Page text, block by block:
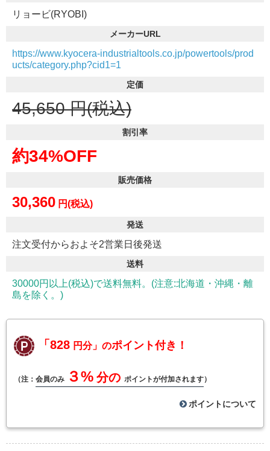
リョービ(RYOBI)
メーカーURL
https://www.kyocera-industrialtools.co.jp/powertools/prod
ucts/category.php?cid1=1
定価
45,650 円(税込)
割引率
約34%OFF
販売価格
30,360 円(税込)
発送
注文受付からおよそ2営業日後発送
送料
30000円以上(税込)で送料無料。(注意:北海道・沖縄・離
島を除く。)
「828 円分」のポイント付き！
（注： 会員のみ ３% 分の ポイントが付加されます）
ポイントについて